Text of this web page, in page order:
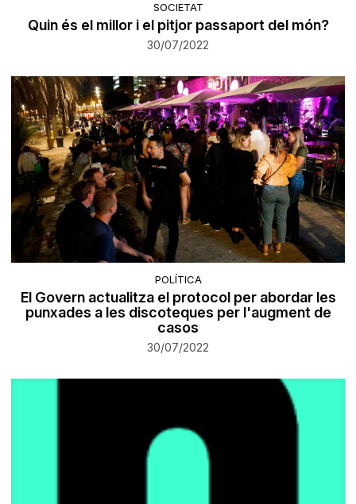
SOCIETAT
Quin és el millor i el pitjor passaport del món?
30/07/2022
POLÍTICA
El Govern actualitza el protocol per abordar les
punxades a les discoteques per l'augment de
casos
30/07/2022